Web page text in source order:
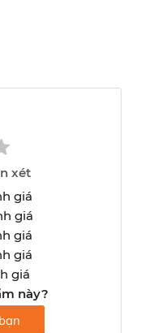
xét
giá
giá
giá
giá
giá
này?